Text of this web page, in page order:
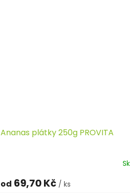
Ananas plátky 250g PROVITA
od 69,70 Kč / ks